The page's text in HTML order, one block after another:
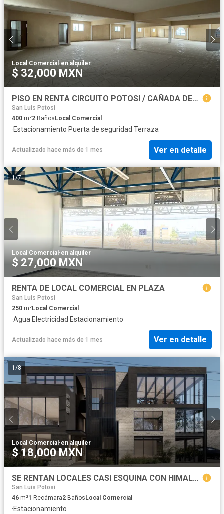
Local Comercial ·en alquiler
$ 32,000 MXN
PISO EN RENTA CIRCUITO POTOSI / CAÑADA DEL LOBO
San Luis Potosi
400 m²2 Baños Local Comercial
·Estacionamiento·Puerta de seguridad·Terraza
Actualizado hace más de 1 mes Ver en detalle
1/7
Local Comercial ·en alquiler
$ 27,000 MXN
RENTA DE LOCAL COMERCIAL EN PLAZA
San Luis Potosi
250 m²Local Comercial
·Agua·Electricidad·Estacionamiento
Actualizado hace más de 1 mes Ver en detalle
1 /8
Local Comercial ·en alquiler
$ 18,000 MXN
SE RENTAN LOCALES CASI ESQUINA CON HIMALAYA
San Luis Potosi
46 m²1 Recámara2 Baños Local Comercial
·Estacionamiento